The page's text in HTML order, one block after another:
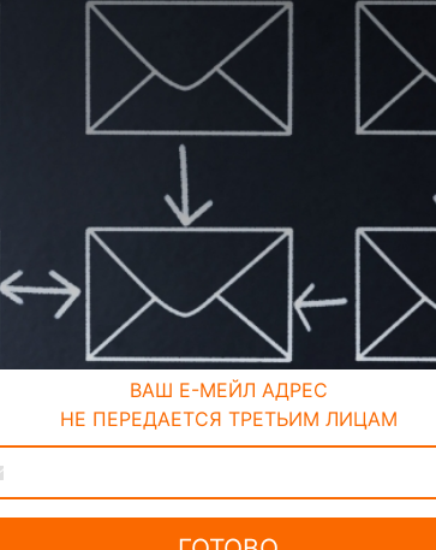
ВАШ Е-МЕЙЛ АДРЕС
НЕ ПЕРЕДАЕТСЯ ТРЕТЬИМ ЛИЦАМ